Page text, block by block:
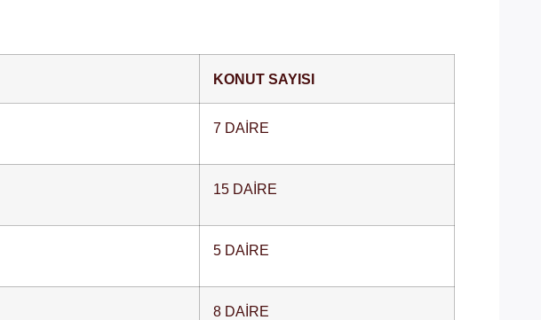
KONUT SAYISI
7 DAİRE
15 DAİRE
5 DAİRE
8 DAİRE